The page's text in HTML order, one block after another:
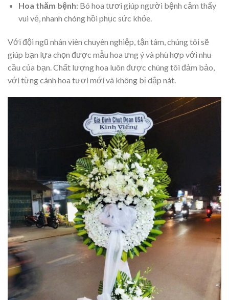
Hoa thăm bệnh: Bó hoa tươi giúp người bệnh cảm thấy
vui vẻ, nhanh chóng hồi phục sức khỏe.
Với đội ngũ nhân viên chuyên nghiệp, tận tâm, chúng tôi sẽ
giúp bạn lựa chọn được mẫu hoa ưng ý và phù hợp với nhu
cầu của bạn. Chất lượng hoa luôn được chúng tôi đảm bảo,
với từng cánh hoa tươi mới và không bị dập nát.